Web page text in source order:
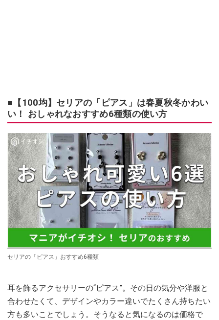
■【100均】セリアの「ピアス」は春夏秋冬かわい
い！ おしゃれなおすすめ6種類の使い方
セリアの「ピアス」おすすめ6種類
耳を飾るアクセサリーの“ピアス”。その日の気分や洋服と
合わせたくて、デザインやカラー違いでたくさん持ちたい
方も多いことでしょう。そうなると気になるのは価格で